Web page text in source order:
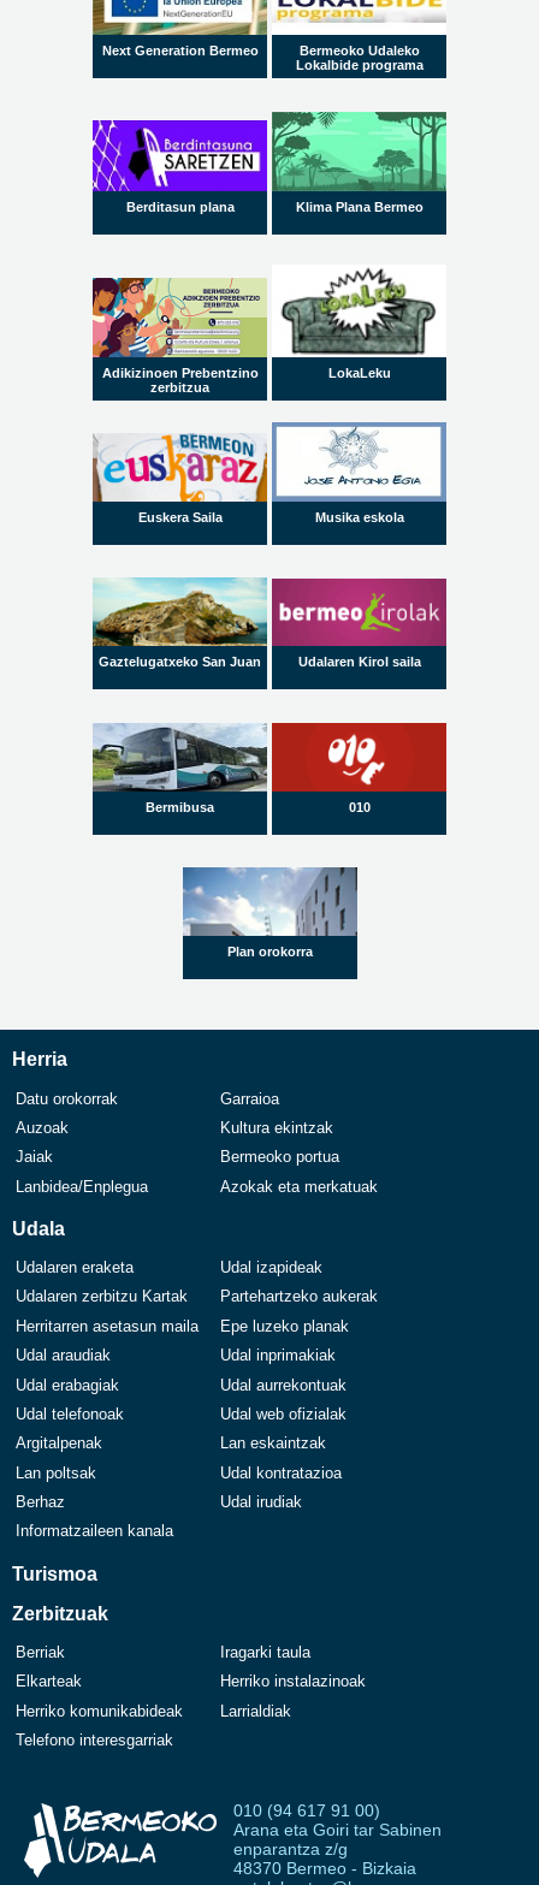
Next Generation Bermeo
Bermeoko Udaleko
Lokalbide programa
Berditasun plana Klima Plana Bermeo
Adikizinoen Prebentzino
zerbitzua
LokaLeku
Euskera Saila Musika eskola
Gaztelugatxeko San Juan Udalaren Kirol saila
Bermibusa 010
Plan orokorra
Herria
Datu orokorrak
Garraioa
Auzoak
Kultura ekintzak
Jaiak
Bermeoko portua
Lanbidea/Enplegua
Azokak eta merkatuak
Udala
Udalaren eraketa
Udal izapideak
Udalaren zerbitzu Kartak
Partehartzeko aukerak
Herritarren asetasun maila
Epe luzeko planak
Udal araudiak
Udal inprimakiak
Udal erabagiak
Udal aurrekontuak
Udal telefonoak
Udal web ofizialak
Argitalpenak
Lan eskaintzak
Lan poltsak
Udal kontratazioa
Berhaz
Udal irudiak
Informatzaileen kanala
Turismoa
Zerbitzuak
Berriak
Iragarki taula
Elkarteak
Herriko instalazinoak
Herriko komunikabideak
Larrialdiak
Telefono interesgarriak
010 (94 617 91 00)
Arana eta Goiri tar Sabinen
enparantza z/g
48370 Bermeo - Bizkaia